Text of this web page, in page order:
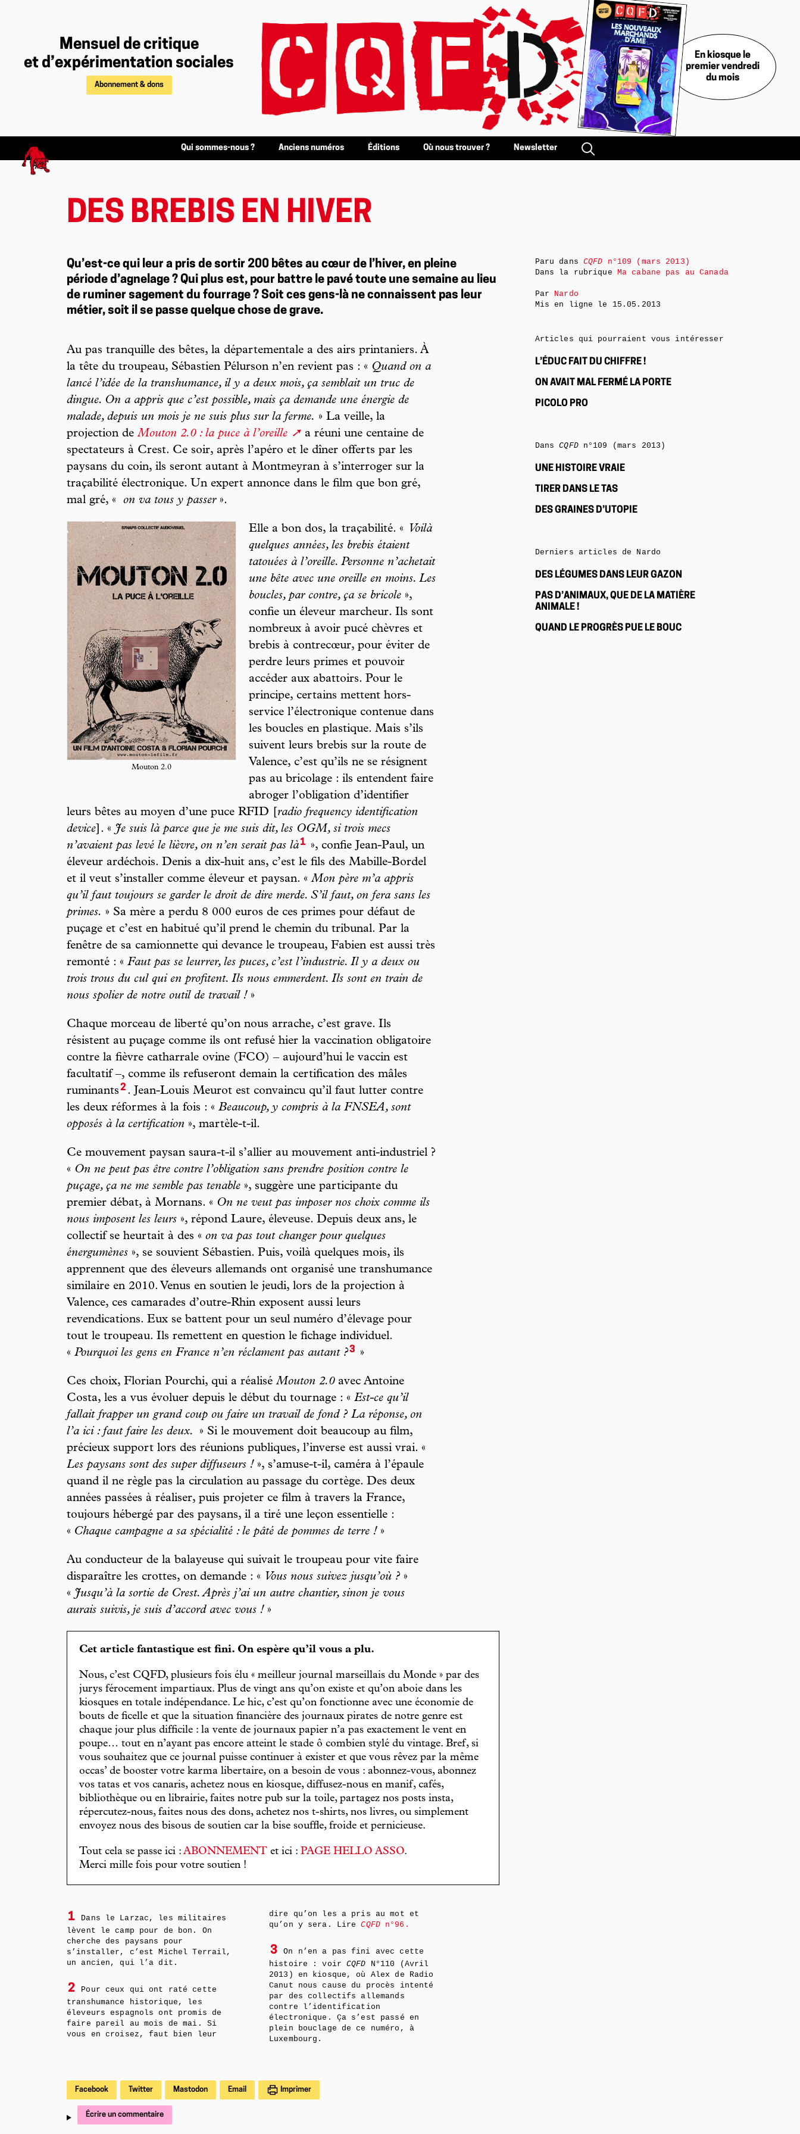
Mensuel de critique
et d’expérimentation sociales
Abonnement & dons
En kiosque le
premier vendredi
du mois
Qui sommes-nous ? Anciens numéros Éditions Où nous trouver ? Newsletter
DES BREBIS EN HIVER
Qu’est-ce qui leur a pris de sortir 200 bêtes au cœur de l’hiver, en pleine
période d’agnelage ? Qui plus est, pour battre le pavé toute une semaine au lieu
de ruminer sagement du fourrage ? Soit ces gens-là ne connaissent pas leur
métier, soit il se passe quelque chose de grave.
Au pas tranquille des bêtes, la départementale a des airs printaniers. À
la tête du troupeau, Sébastien Pélurson n’en revient pas : « Quand on a
lancé l’idée de la transhumance, il y a deux mois, ça semblait un truc de
dingue. On a appris que c’est possible, mais ça demande une énergie de
malade, depuis un mois je ne suis plus sur la ferme. » La veille, la
projection deMouton 2.0 : la puce à l’oreille
a réuni une centaine de
spectateurs à Crest. Ce soir, après l’apéro et le dîner offerts par les
paysans du coin, ils seront autant à Montmeyran à s’interroger sur la
traçabilité électronique. Un expert annonce dans le film que bon gré,
mal gré, «
on va tous y passer».
Mouton 2.0
Elle a bon dos, la traçabilité. «
Voilà
quelques années, les brebis étaient
tatouées à l’oreille. Personne n’achetait
une bête avec une oreille en moins. Les
boucles, par contre, ça se bricole »,
confie un éleveur marcheur. Ils sont
nombreux à avoir pucé chèvres et
brebis à contrecœur, pour éviter de
perdre leurs primes et pouvoir
accéder aux abattoirs. Pour le
principe, certains mettent hors-
service l’électronique contenue dans
les boucles en plastique. Mais s’ils
suivent leurs brebis sur la route de
Valence, c’est qu’ils ne se résignent
pas au bricolage : ils entendent faire
abroger l’obligation d’identifier
leurs bêtes au moyen d’une puce RFID [ radio frequency identification
device ]. «Je suis là parce que je me suis dit, les OGM, si trois mecs
n’avaient pas levé le lièvre, on n’en serait pas là1 », confie Jean-Paul, un
éleveur ardéchois. Denis a dix-huit ans, c’est le fils des Mabille-Bordel
et il veut s’installer comme éleveur et paysan. «Mon père m’a appris
qu’il faut toujours se garder le droit de dire merde. S’il faut, on fera sans les
primes. » Sa mère a perdu 8 000 euros de ces primes pour défaut de
puçage et c’est en habitué qu’il prend le chemin du tribunal. Par la
fenêtre de sa camionnette qui devance le troupeau, Fabien est aussi très
remonté : « Faut pas se leurrer, les puces, c’est l’industrie. Il y a deux ou
trois trous du cul qui en profitent. Ils nous emmerdent. Ils sont en train de
nous spolier de notre outil de travail ! »
Chaque morceau de liberté qu’on nous arrache, c’est grave. Ils
résistent au puçage comme ils ont refusé hier la vaccination obligatoire
contre la fièvre catharrale ovine (FCO) – aujourd’hui le vaccin est
facultatif –, comme ils refuseront demain la certification des mâles
ruminants2 . Jean-Louis Meurot est convaincu qu’il faut lutter contre
les deux réformes à la fois : « Beaucoup, y compris à la FNSEA, sont
opposés à la certification », martèle-t-il.
Ce mouvement paysan saura-t-il s’allier au mouvement anti-industriel ?
« On ne peut pas être contre l’obligation sans prendre position contre le
puçage, ça ne me semble pas tenable », suggère une participante du
premier débat, à Mornans. « On ne veut pas imposer nos choix comme ils
nous imposent les leurs », répond Laure, éleveuse. Depuis deux ans, le
collectif se heurtait à des « on va pas tout changer pour quelques
énergumènes », se souvient Sébastien. Puis, voilà quelques mois, ils
apprennent que des éleveurs allemands ont organisé une transhumance
similaire en 2010. Venus en soutien le jeudi, lors de la projection à
Valence, ces camarades d’outre-Rhin exposent aussi leurs
revendications. Eux se battent pour un seul numéro d’élevage pour
tout le troupeau. Ils remettent en question le fichage individuel.
« Pourquoi les gens en France n’en réclament pas autant ?3 »
Ces choix, Florian Pourchi, qui a réalisé Mouton 2.0avec Antoine
Costa, les a vus évoluer depuis le début du tournage : « Est-ce qu’il
fallait frapper un grand coup ou faire un travail de fond ? La réponse, on
l’a ici : faut faire les deux. » Si le mouvement doit beaucoup au film,
précieux support lors des réunions publiques, l’inverse est aussi vrai. «
Les paysans sont des super diffuseurs ! », s’amuse-t-il, caméra à l’épaule
quand il ne règle pas la circulation au passage du cortège. Des deux
années passées à réaliser, puis projeter ce film à travers la France,
toujours hébergé par des paysans, il a tiré une leçon essentielle :
« Chaque campagne a sa spécialité : le pâté de pommes de terre ! »
Au conducteur de la balayeuse qui suivait le troupeau pour vite faire
disparaître les crottes, on demande : « Vous nous suivez jusqu’où ? »
«Jusqu’à la sortie de Crest. Après j’ai un autre chantier, sinon je vous
aurais suivis, je suis d’accord avec vous ! »
Cet article fantastique est fini. On espère qu’il vous a plu.
Nous, c’est CQFD, plusieurs fois élu « meilleur journal marseillais du Monde » par des
jurys férocement impartiaux. Plus de vingt ans qu’on existe et qu’on aboie dans les
kiosques en totale indépendance. Le hic, c’est qu’on fonctionne avec une économie de
bouts de ficelle et que la situation financière des journaux pirates de notre genre est
chaque jour plus difficile : la vente de journaux papier n’a pas exactement le vent en
poupe… tout en n’ayant pas encore atteint le stade ô combien stylé du vintage. Bref, si
vous souhaitez que ce journal puisse continuer à exister et que vous rêvez par la même
occas’ de booster votre karma libertaire, on a besoin de vous : abonnez-vous, abonnez
vos tatas et vos canaris, achetez nous en kiosque, diffusez-nous en manif, cafés,
bibliothèque ou en librairie, faites notre pub sur la toile, partagez nos posts insta,
répercutez-nous, faites nous des dons, achetez nos t-shirts, nos livres, ou simplement
envoyez nous des bisous de soutien car la bise souffle, froide et pernicieuse.
Tout cela se passe ici : ABONNEMENT et ici : PAGE HELLO ASSO.
Merci mille fois pour votre soutien !
1
Dans le Larzac, les militaires
lèvent le camp pour de bon. On
cherche des paysans pour
s’installer, c’est Michel Terrail,
un ancien, qui l’a dit.
2
Pour ceux qui ont raté cette
transhumance historique, les
éleveurs espagnols ont promis de
faire pareil au mois de mai. Si
vous en croisez, faut bien leur
dire qu’on les a pris au mot et
qu’on y sera. LireCQFD n°96.
3
On n’en a pas fini avec cette
histoire : voirCQFD N°110 (Avril
2013) en kiosque, où Alex de Radio
Canut nous cause du procès intenté
par des collectifs allemands
contre l’identification
électronique. Ça s’est passé en
plein bouclage de ce numéro, à
Luxembourg.
Facebook Twitter Mastodon Email Imprimer
Écrire un commentaire
Paru dans CQFD n°109 (mars 2013)
Dans la rubrique Ma cabane pas au Canada
Par Nardo
Mis en ligne le 15.05.2013
Articles qui pourraient vous intéresser
L’ÉDUC FAIT DU CHIFFRE !
ON AVAIT MAL FERMÉ LA PORTE
PICOLO PRO
DansCQFDn°109 (mars 2013)
UNE HISTOIRE VRAIE
TIRER DANS LE TAS
DES GRAINES D’UTOPIE
Derniers articles de Nardo
DES LÉGUMES DANS LEUR GAZON
PAS D’ANIMAUX, QUE DE LA MATIÈRE
ANIMALE !
QUAND LE PROGRÈS PUE LE BOUC